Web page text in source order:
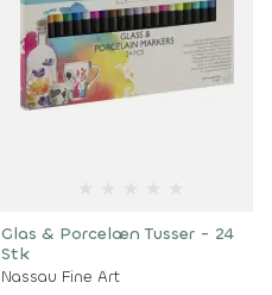
Glas & Porcelæn Tusser - 24
Stk
Nassau Fine Art